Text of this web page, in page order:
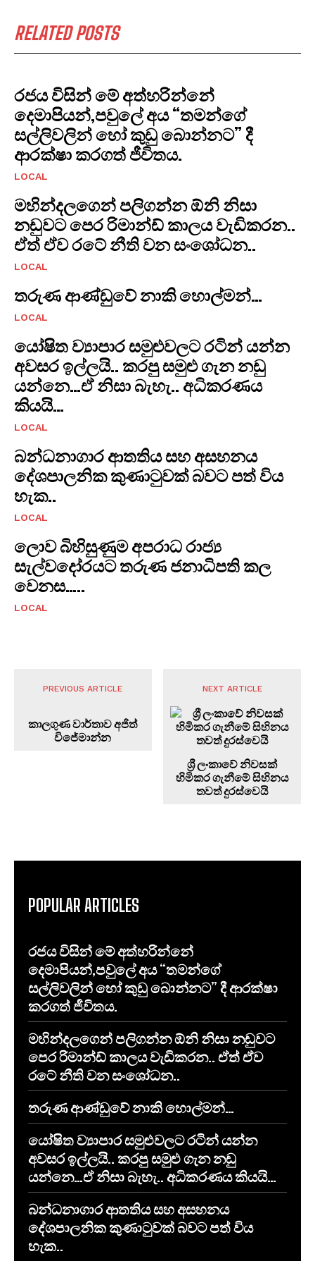
RELATED POSTS
රජය විසින් මේ අත්හරින්නේ
දෙමාපියන්,පවුලේ අය “තමන්ගේ
සල්ලිවලින් හෝ කුඩු බොන්නට” දී
ආරක්ෂා කරගත් ජීවිතය.
LOCAL
මහින්දලගෙන් පලිගන්න ඕනි නිසා
නඩුවට පෙර රිමාන්ඩ් කාලය වැඩිකරන..
ඒත් ඒව රටේ නීති වන සංශෝධන..
LOCAL
තරුණ ආණ්ඩුවේ නාකි හොල්මන්…
LOCAL
යෝෂිත ව්‍යාපාර සමුළුවලට රටින් යන්න
අවසර ඉල්ලයි.. කරපු සමුළු ගැන නඩු
යන්නෙ…ඒ නිසා බැහැ.. අධිකරණය
කියයි…
LOCAL
​බන්ධනාගාර ආතතිය සහ අසහනය
දේශපාලනික කුණාටුවක් බවට පත් විය
හැක..
LOCAL
ලොව බිහිසුණුම අපරාධ රාජ්‍ය
සැල්වදෝරයට තරුණ ජනාධිපති කල
වෙනස…..
LOCAL
PREVIOUS ARTICLE
කාලගුණ වාර්තාව අජිත්
විජේමාන්න
NEXT ARTICLE
ශ්‍රී ලංකාවේ නිවසක්
හිමිකර ගැනීමේ සිහිනය
තවත් දුරස්වෙයි
POPULAR ARTICLES
රජය විසින් මේ අත්හරින්නේ
දෙමාපියන්,පවුලේ අය “තමන්ගේ
සල්ලිවලින් හෝ කුඩු බොන්නට” දී ආරක්ෂා
කරගත් ජීවිතය.
මහින්දලගෙන් පලිගන්න ඕනි නිසා නඩුවට
පෙර රිමාන්ඩ් කාලය වැඩිකරන.. ඒත් ඒව
රටේ නීති වන සංශෝධන..
තරුණ ආණ්ඩුවේ නාකි හොල්මන්…
යෝෂිත ව්‍යාපාර සමුළුවලට රටින් යන්න
අවසර ඉල්ලයි.. කරපු සමුළු ගැන නඩු
යන්නෙ…ඒ නිසා බැහැ.. අධිකරණය කියයි…
​බන්ධනාගාර ආතතිය සහ අසහනය
දේශපාලනික කුණාටුවක් බවට පත් විය
හැක..